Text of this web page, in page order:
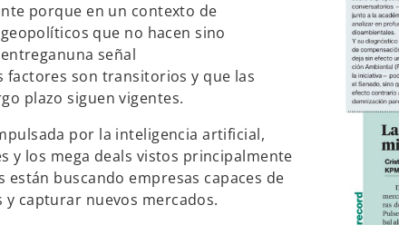
porque en un contexto de
que no hacen sino
señal
son transitorios y que las
plazo siguen vigentes.
por la inteligencia artificial,
y los mega deals vistos principalmente
buscando empresas capaces de
capturar nuevos mercados.